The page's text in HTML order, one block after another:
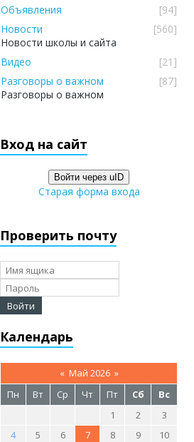
Объявления
[94]
Новости
[560]
Новости школы и сайта
Видео
[21]
Разговоры о важном
[87]
Разговоры о важном
Вход на сайт
Войти через uID
Старая форма входа
Проверить почту
Календарь
« Май 2026 »
Пн
Вт Ср Чт Пт Сб
Вс
1
2
3
4
5 6 7 8 9
10